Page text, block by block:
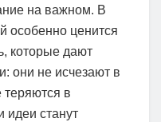
на важном. В
особенно ценится
которые дают
они не исчезают в
теряются в
станут